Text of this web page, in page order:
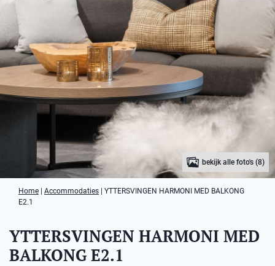
bekijk alle foto's (8)
Home Accommodaties
YTTERSVINGEN HARMONI MED BALKONG
E2.1
YTTERSVINGEN HARMONI MED
BALKONG E2.1